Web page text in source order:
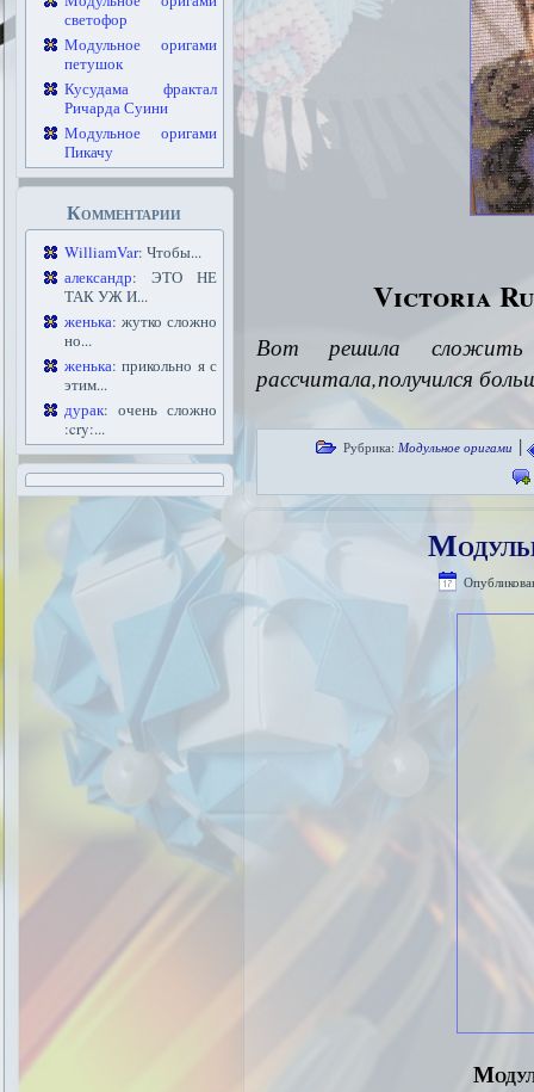
светофор
Модульное оригами
петушок
Кусудама фрактал
Ричарда Суини
Модульное оригами
Пикачу
Комментарии
WilliamVar: Чтобы...
александр: ЭТО НЕ
ТАК УЖ И...
женька: жутко сложно
но...
женька: прикольно я с
этим...
дурак: очень сложно
:cry:...
Victoria
Вот решила
рассчитала,получился
Рубрика: Модульное оригами |